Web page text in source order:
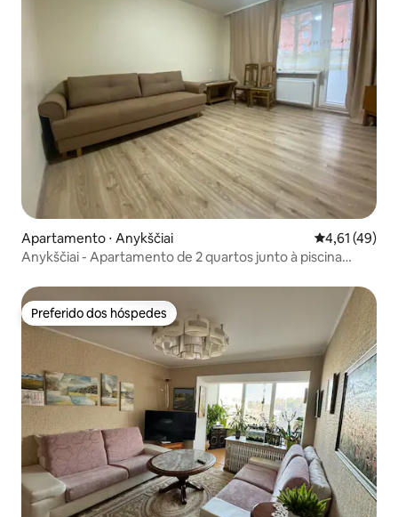
Apartamento ⋅ Anykščiai 4,61 de uma
4,61 (49)
Anykščiai - Apartamento de 2 quartos junto à piscina
Preferido dos hóspedes
Preferido dos hóspedes